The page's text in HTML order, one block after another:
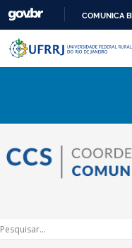
COMUNICA
Pular barra institucional
Barra